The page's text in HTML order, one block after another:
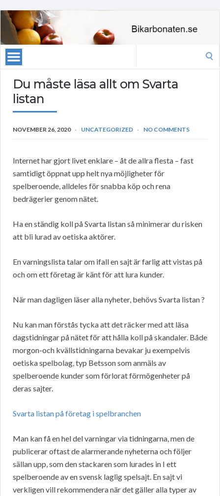
Du måste läsa allt om Svarta
listan
NOVEMBER 26, 2020 UNCATEGORIZED NO COMMENTS
Internet har gjort livet enklare – åt de allra flesta – fast
samtidigt öppnat upp helt nya möjligheter för
spelberoende, alldeles för snabba köp och rena
bedrägerier genom nätet.
Ha en ständig koll på Svarta listan så minimerar du risken
att bli lurad av oetiska aktörer.
En varningslista talar om ifall en sajt är farlig att vistas på
och om ett företag är känt för att lura kunder.
När man dagligen läser alla nyheter, behövs Svarta listan ?
Nu kan man förstås tycka att det räcker med att läsa
dagstidningar på nätet för att hålla koll på skandaler. Både
morgon-och kvällstidningarna bevakar ju exempelvis
oetiska spelbolag, typ Betsson som anmäls av
spelberoende kunder som förlorat förmögenheter på
deras sajter.
Svarta listan på företag i spelbranchen
Man kan få en hel del varningar via tidningarna, men de
publicerar oftast de alarmerande nyheterna och följer
sällan upp, som den stackaren som lurades in I ett
spelberoende av en svensk laglig spelsajt. En sajt vi
verkligen vill rekommendera när det gäller alla typer av